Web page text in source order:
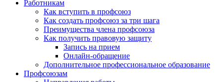
Работникам
Как вступить в профсоюз
Как создать профсоюз за три шага
Преимущества члена профсоюза
Как получить правовую защиту
Запись на прием
Онлайн-обращение
Дополнительное профессиональное образование
Профсоюзам